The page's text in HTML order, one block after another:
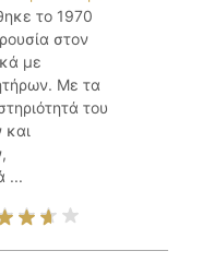
το 1970
στον
με
Με τα
του
και
...